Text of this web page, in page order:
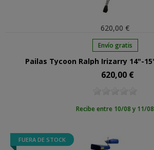
620,00 €
Envío gratis
Pailas Tycoon Ralph Irizarry 14"-
Precio
620,00 €
Recibe entre 10/08 y 11/08
FUERA DE STOCK